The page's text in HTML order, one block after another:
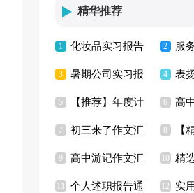
精华推荐
1 化妆品实习报告
七篇
2 服
(15篇)
3 暑期公司实习报
告范文集合6篇
4 表
信15篇
5 【推荐】年度计
划范文合集10篇
6 高
字3篇
7 初三来了作文汇
总5篇
8 【
动计
9 高中游记作文汇
编7篇
10 精
集锦5
个人述职报告通 12 实